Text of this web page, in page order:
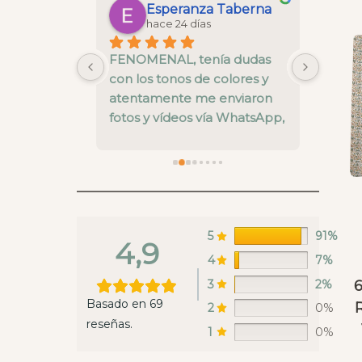
Esperanza Taberna
hace 24 días
FENOMENAL, tenía dudas
con los tonos de colores y
atentamente me enviaron
fotos y vídeos vía WhatsApp,
calidad muy buena
La
está
pre
fallo
ya
hacer
lunes
un
4,9
Basado en 69
reseñas.
5
91%
4
7%
3
2%
2
0%
1
0%